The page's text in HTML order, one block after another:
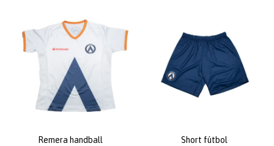
Remera handball Short fútbol